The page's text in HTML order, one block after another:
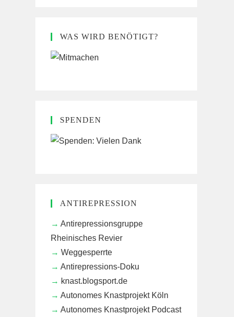
WAS WIRD BENÖTIGT?
SPENDEN
ANTIREPRESSION
Antirepressionsgruppe
Rheinisches Revier
Weggesperrte
Antirepressions-Doku
knast.blogsport.de
Autonomes Knastprojekt Köln
Autonomes Knastprojekt Podcast